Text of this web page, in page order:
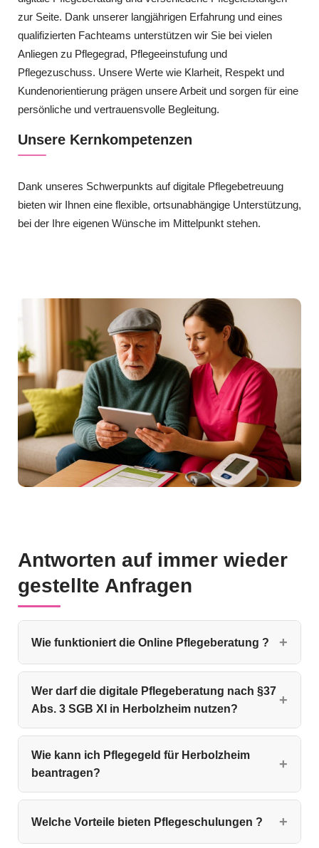
zur Seite. Dank unserer langjährigen Erfahrung und eines
qualifizierten Fachteams unterstützen wir Sie bei vielen
Anliegen zu Pflegegrad, Pflegeeinstufung und
Pflegezuschuss. Unsere Werte wie Klarheit, Respekt und
Kundenorientierung prägen unsere Arbeit und sorgen für eine
persönliche und vertrauensvolle Begleitung.
Unsere Kernkompetenzen
Dank unseres Schwerpunkts auf digitale Pflegebetreuung
bieten wir Ihnen eine flexible, ortsunabhängige Unterstützung,
bei der Ihre eigenen Wünsche im Mittelpunkt stehen.
Antworten auf immer wieder
gestellte Anfragen
Wie funktioniert die Online Pflegeberatung ?
Wer darf die digitale Pflegeberatung nach §37
Abs. 3 SGB XI in Herbolzheim nutzen?
Wie kann ich Pflegegeld für Herbolzheim
beantragen?
Welche Vorteile bieten Pflegeschulungen ?